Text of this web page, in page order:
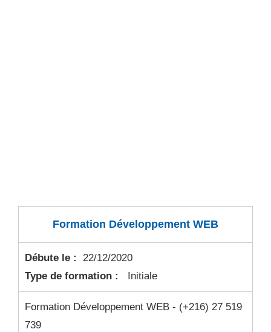
Formation Développement WEB
Débute le :
22/12/2020
Type de formation :
Initiale
Formation Développement WEB - (+216) 27 519
739